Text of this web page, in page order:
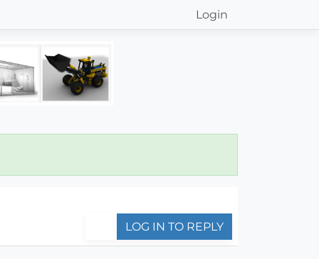
Login
LOG IN TO REPLY